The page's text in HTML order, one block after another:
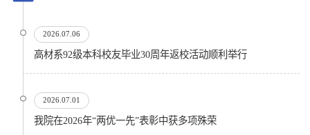
2026.07.06
高材系92级本科校友毕业30周年返校活动顺利举行
2026.07.01
我院在2026年“两优一先”表彰中获多项殊荣